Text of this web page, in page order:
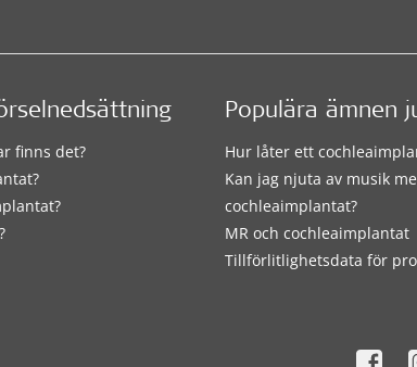
finns det?
Populära ämnen
Hur låter ett
Kan jag njuta av musik
cochleaimplantat?
MR och cochleaimplantat
Tillförlitlighetsdata för